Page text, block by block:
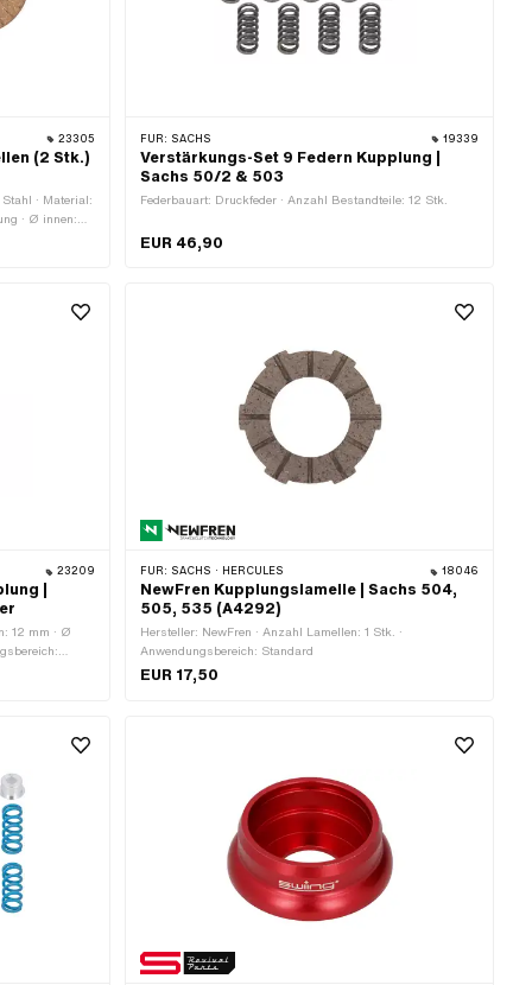
23305
(2 Stk.)
· Material:
· Ø innen:
mm · Anzahl
FÜR: SACHS 19339
Verstärkungs-Set 9 Federn Kupplung |
Sachs 50/2 & 503
Federbauart: Druckfeder · Anzahl Bestandteile: 12 Stk.
EUR 46,90
23209
|
12 mm · Ø
FÜR: SACHS · HERCULES 18046
NewFren Kupplungslamelle | Sachs 504,
505, 535 (A4292)
Hersteller: NewFren · Anzahl Lamellen: 1 Stk. ·
Anwendungsbereich: Standard
EUR 17,50